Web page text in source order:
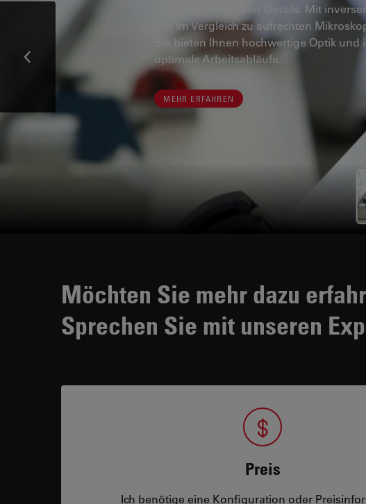
Visualisierung feiner Details. Mit
Ziel im Vergleich zu aufrechten
Sie bieten Ihnen hochwertige Optik
optimale Arbeitsabläufe.
MEHR ERFAHREN
Möchten Sie mehr dazu
Sprechen Sie mit unseren
Preis
Ich benötige eine Konfiguration oder